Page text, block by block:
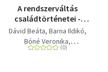
A rendszerváltás
családtörténetei -
Huszonöt év Budapest
árnyékában
Dávid Beáta Barna Ildikó
Bóné Veronika
Hegedűs Réka
Izsák Éva